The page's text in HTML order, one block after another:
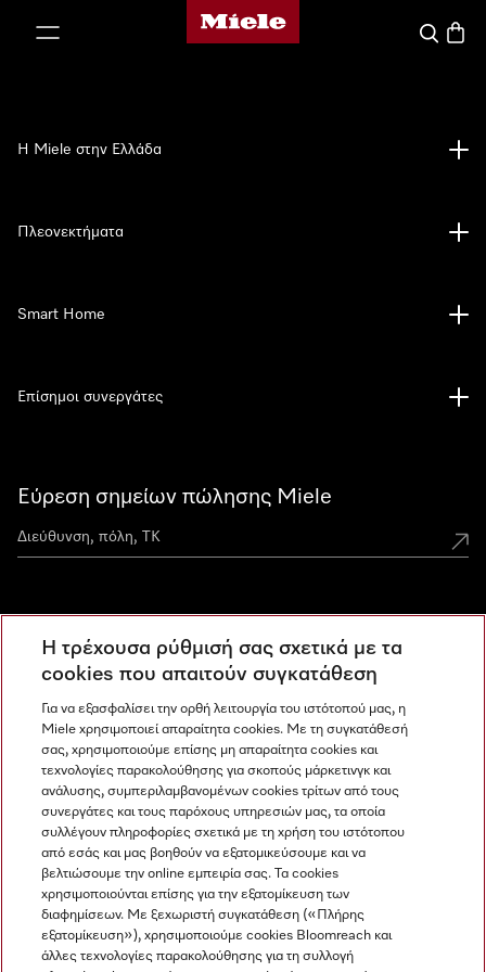
Αρχική σελίδα της Miele
Εύρεση σημείων πώλησης Miele
Ανακαλύψτε τα Miele Experience Center
Newsletter
Η Miele στην Ελλάδα
Πλεονεκτήματα
Smart Home
Επίσημοι συνεργάτες
Miele στο Instagram
Miele στο Facebook
Miele στο Youtube
Η τρέχουσα ρύθμισή σας σχετικά με τα
cookies που απαιτούν συγκατάθεση
Για να εξασφαλίσει την ορθή λειτουργία του ιστότοπού μας, η
Miele χρησιμοποιεί απαραίτητα cookies. Με τη συγκατάθεσή
σας, χρησιμοποιούμε επίσης μη απαραίτητα cookies και
τεχνολογίες παρακολούθησης για σκοπούς μάρκετινγκ και
ανάλυσης, συμπεριλαμβανομένων cookies τρίτων από τους
συνεργάτες και τους παρόχους υπηρεσιών μας, τα οποία
συλλέγουν πληροφορίες σχετικά με τη χρήση του ιστότοπου
από εσάς και μας βοηθούν να εξατομικεύσουμε και να
βελτιώσουμε την online εμπειρία σας. Τα cookies
χρησιμοποιούνται επίσης για την εξατομίκευση των
διαφημίσεων. Με ξεχωριστή συγκατάθεση («Πλήρης
εξατομίκευση»), χρησιμοποιούμε cookies Bloomreach και
άλλες τεχνολογίες παρακολούθησης για τη συλλογή